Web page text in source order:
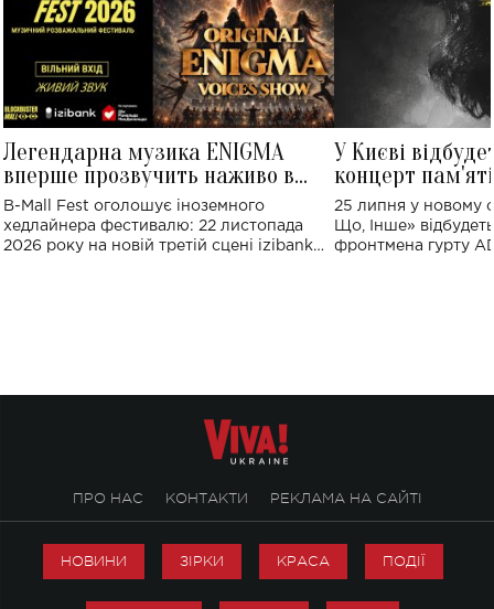
Легендарна музика ENIGMA
вперше прозвучить наживо в
Україні: де відбудеться концерт
B-Mall Fest оголошує іноземного
хедлайнера фестивалю: 22 листопада
2026 року на новій третій сцені izibank
У Києві
концерт
Клименка:
виконають
25 липня у новому
Що, Інше»
фронтмена гурту
ПРО НАС КОНТАКТИ РЕКЛАМА НА САЙТІ
НОВИНИ ЗІРКИ КРАСА ПОДІЇ